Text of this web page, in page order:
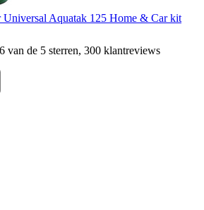
Universal Aquatak 125 Home & Car kit
van de 5 sterren, 300 klantreviews